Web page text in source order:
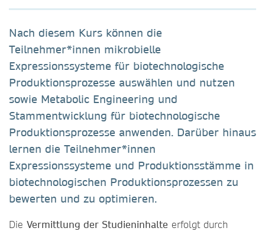
Nach diesem Kurs können die
Teilnehmer*innen mikrobielle
Expressionssysteme für biotechnologische
Produktionsprozesse auswählen und nutzen
sowie Metabolic Engineering und
Stammentwicklung für biotechnologische
Produktionsprozesse anwenden. Darüber hinaus
lernen die Teilnehmer*innen
Expressionssysteme und Produktionsstämme in
biotechnologischen Produktionsprozessen zu
bewerten und zu optimieren.
Die Vermittlung der Studieninhalte erfolgt durch